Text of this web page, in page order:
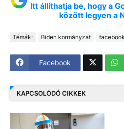
Itt állíthatja be, hogy a
között legyen a
Témák: Biden kormányzat facebook
Facebook
KAPCSOLÓDÓ CIKKEK